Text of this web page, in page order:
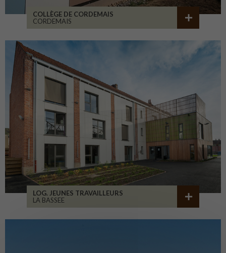
COLLÈGE DE CORDEMAIS
CORDEMAIS
LOG. JEUNES TRAVAILLEURS
LA BASSEE